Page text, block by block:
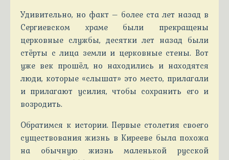
Удивительно, но факт – более ста лет назад в
Сергиевском храме были прекращены
церковные службы, десятки лет назад были
стёрты с лица земли и церковные стены. Вот
уже век прошёл, но находились и находятся
люди, которые «слышат» это место, прилагали
и прилагают усилия, чтобы сохранить его и
возродить.
Обратимся к истории. Первые столетия своего
существования жизнь в Кирееве была похожа
на обычную жизнь маленькой русской